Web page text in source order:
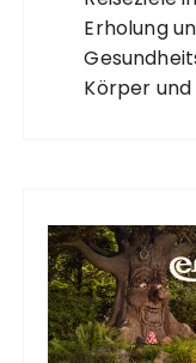
Erholung
Körper und